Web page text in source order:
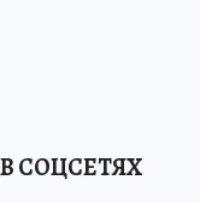
СОЦСЕТЯХ